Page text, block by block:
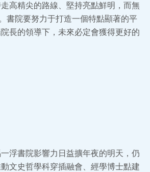
高精尖的路線、堅持亮點鮮明，而無
書院要努力于打造一個特點顯著的平
長的領導下，未來必定會獲得更好的
浮書院影響力日益擴年夜的明天，仍
文史哲學科穿插融會、經學博士點建